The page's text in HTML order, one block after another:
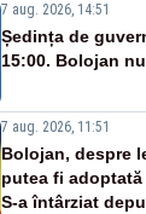
7 aug. 2026, 14:51
Ședința de
15:00. Bolojan
7 aug. 2026, 11:51
Bolojan, despre
putea fi
S-a întârziat